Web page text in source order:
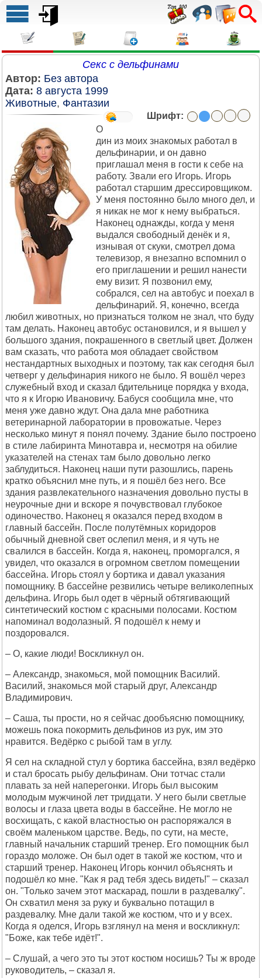
Секс с дельфинами
Автор: Без автора
Дата: 8 августа 1999
Животные, Фантазии
Шрифт:
О
дин из моих знакомых работал в
дельфинарии, и он давно
приглашал меня в гости к себе на
работу. Звали его Игорь. Игорь
работал старшим дрессировщиком.
У меня постоянно было много дел, и
я никак не мог к нему выбраться.
Наконец однажды, когда у меня
выдался свободный денёк и я,
изнывая от скуки, смотрел дома
телевизор, я внезапно вспомнил о
его приглашении и решил нанести
ему визит. Я позвонил ему,
собрался, сел на автобус и поехал в
дельфинарий. Я, конечно, всегда
любил животных, но признаться толком не знал, что буду
там делать. Наконец автобус остановился, и я вышел у
большого здания, покрашенного в светлый цвет. Должен
вам сказать, что работа моя обладает свойством
нестандартных выходных и поэтому, так как сегодня был
четверг у дельфинария никого не было. Я вошёл через
служебный вход и сказал бдительнице порядка у входа,
что я к Игорю Ивановичу. Бабуся сообщила мне, что
меня уже давно ждут. Она дала мне работника
ветеринарной лаборатории в провожатые. Через
несколько минут я понял почему. Здание было построено
в стиле лабиринта Минотавра и, несмотря на обилие
указателей на стенах там было довольно легко
заблудиться. Наконец наши пути разошлись, парень
кратко объяснил мне путь, и я пошёл без него. Все
здания развлекательного назначения довольно пусты в
неурочные дни и вскоре я почувствовал глубокое
одиночество. Наконец я оказался перед входом в
главный бассейн. После полутёмных коридоров
обычный дневной свет ослепил меня, и я чуть не
свалился в бассейн. Когда я, наконец, проморгался, я
увидел, что оказался в огромном светлом помещении
бассейна. Игорь стоял у бортика и давал указания
помощнику. В бассейне резвились четыре великолепных
дельфина. Игорь был одет в чёрный обтягивающий
синтетический костюм с красными полосами. Костюм
напоминал водолазный. Я подошёл к нему и
поздоровался.
– О, какие люди! Воскликнул он.
– Александр, знакомься, мой помощник Василий.
Василий, знакомься мой старый друг, Александр
Владимирович.
– Саша, ты прости, но я сейчас дообъясню помощнику,
можешь пока покормить дельфинов из рук, им это
нравится. Ведёрко с рыбой там в углу.
Я сел на складной стул у бортика бассейна, взял ведёрко
и стал бросать рыбу дельфинам. Они тотчас стали
плавать за ней наперегонки. Игорь был высоким
молодым мужчиной лет тридцати. У него были светлые
волосы и глаза цвета воды в бассейне. Не могло не
восхищать, с какой властностью он распоряжался в
своём маленьком царстве. Ведь, по сути, на месте,
главный начальник старший тренер. Его помощник был
гораздо моложе. Он был одет в такой же костюм, что и
старший тренер. Наконец Игорь кончил объяснять и
подошёл ко мне. "Как я рад тебя здесь видеть!" – сказал
он. "Только зачем этот маскарад, пошли в раздевалку".
Он схватил меня за руку и буквально потащил в
раздевалку. Мне дали такой же костюм, что и у всех.
Когда я оделся, Игорь взглянул на меня и воскликнул:
"Боже, как тебе идёт!".
– Слушай, а чего это ты этот костюм носишь? Ты ж вроде
руководитель, – сказал я.